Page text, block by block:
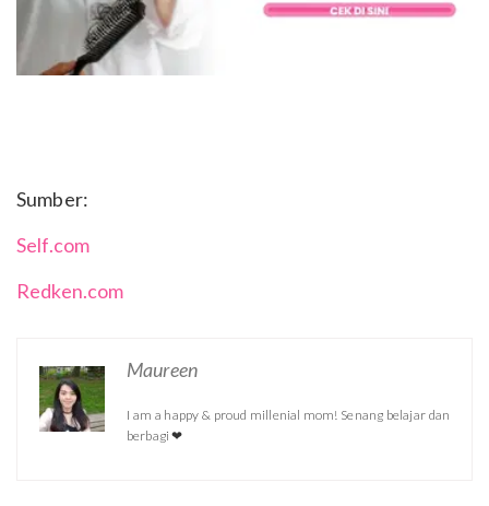
Sumber:
Self.com
Redken.com
Maureen
I am a happy & proud millenial mom! Senang belajar dan
berbagi ❤